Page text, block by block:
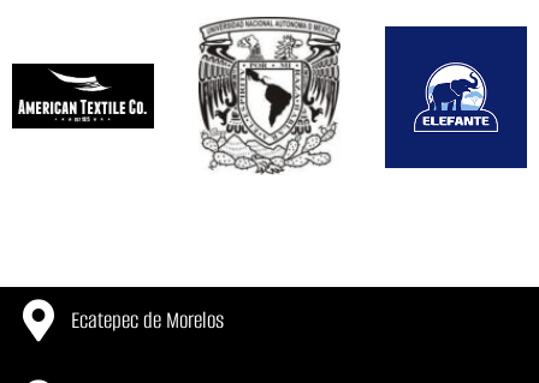
Ecatepec de Morelos